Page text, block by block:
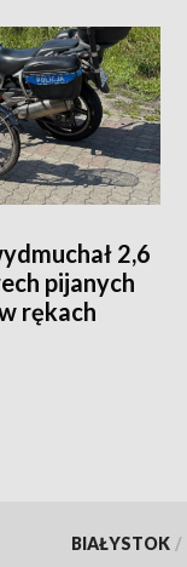
2,6
pijanych
rękach
BIAŁYSTOK /